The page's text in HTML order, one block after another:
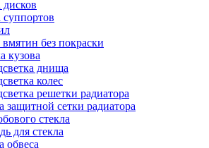
без покраски
кузова
днища
колес
решетки радиатора
защитной сетки радиатора
стекла
для стекла
обвеса